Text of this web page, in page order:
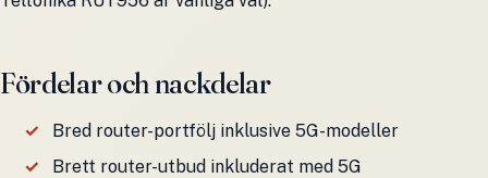
Fördelar och nackdelar
Bred router-portfölj inklusive 5G-modeller
Brett router-utbud inkluderat med 5G